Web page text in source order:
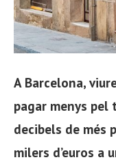
A Barcelona,
pagar menys pel
decibels de més
milers d’euros a